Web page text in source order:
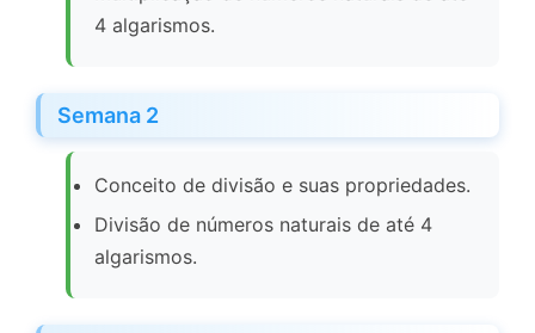
4 algarismos.
Semana 2
Conceito de divisão e suas propriedades.
Divisão de números naturais de até 4
algarismos.